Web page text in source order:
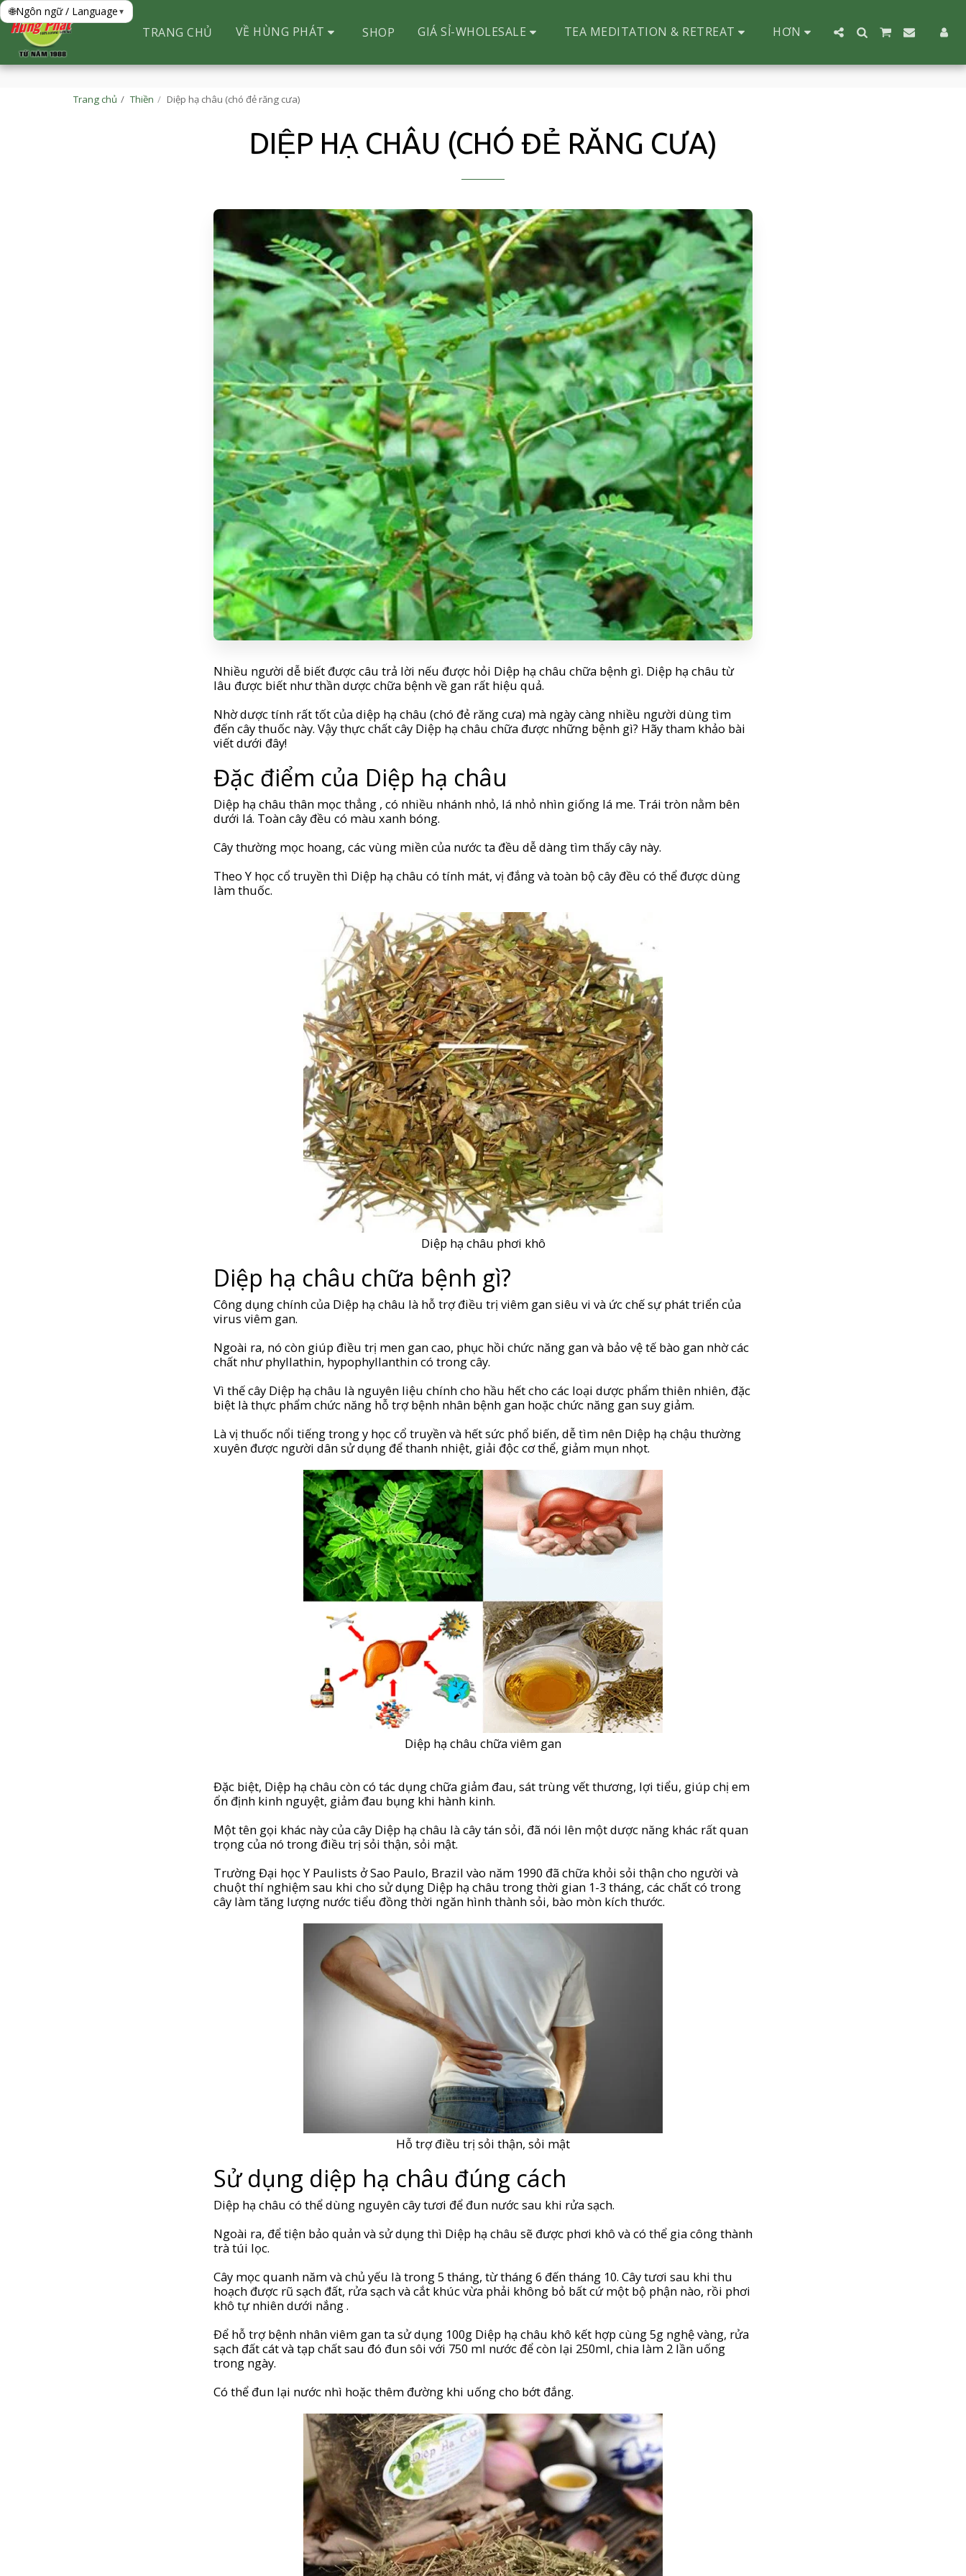
🌐Ngôn ngữ / Language▾
TRANG CHỦ VỀ HÙNG PHÁT SHOP GIÁ SỈ-WHOLESALE TEA MEDITATION & RETREAT HƠN
Trang chủ Thiền Diệp hạ châu (chó đẻ răng cưa)
DIỆP HẠ CHÂU (CHÓ ĐẺ RĂNG CƯA)
Nhiều người dễ biết được câu trả lời nếu được hỏi Diệp hạ châu chữa bệnh gì. Diệp hạ châu từ
lâu được biết như thần dược chữa bệnh về gan rất hiệu quả.
Nhờ dược tính rất tốt của diệp hạ châu (chó đẻ răng cưa) mà ngày càng nhiều người dùng tìm
đến cây thuốc này. Vậy thực chất cây Diệp hạ châu chữa được những bệnh gì? Hãy tham khảo bài
viết dưới đây!
Đặc điểm của Diệp hạ châu
Diệp hạ châu thân mọc thẳng , có nhiều nhánh nhỏ, lá nhỏ nhìn giống lá me. Trái tròn nằm bên
dưới lá. Toàn cây đều có màu xanh bóng.
Cây thường mọc hoang, các vùng miền của nước ta đều dễ dàng tìm thấy cây này.
Theo Y học cổ truyền thì Diệp hạ châu có tính mát, vị đắng và toàn bộ cây đều có thể được dùng
làm thuốc.
Diệp hạ châu phơi khô
Diệp hạ châu chữa bệnh gì?
Công dụng chính của Diệp hạ châu là hỗ trợ điều trị viêm gan siêu vi và ức chế sự phát triển của
virus viêm gan.
Ngoài ra, nó còn giúp điều trị men gan cao, phục hồi chức năng gan và bảo vệ tế bào gan nhờ các
chất như phyllathin, hypophyllanthin có trong cây.
Vì thế cây Diệp hạ châu là nguyên liệu chính cho hầu hết cho các loại dược phẩm thiên nhiên, đặc
biệt là thực phẩm chức năng hỗ trợ bệnh nhân bệnh gan hoặc chức năng gan suy giảm.
Là vị thuốc nổi tiếng trong y học cổ truyền và hết sức phổ biến, dễ tìm nên Diệp hạ chậu thường
xuyên được người dân sử dụng để thanh nhiệt, giải độc cơ thể, giảm mụn nhọt.
Diệp hạ châu chữa viêm gan
Đặc biệt, Diệp hạ châu còn có tác dụng chữa giảm đau, sát trùng vết thương, lợi tiểu, giúp chị em
ổn định kinh nguyệt, giảm đau bụng khi hành kinh.
Một tên gọi khác này của cây Diệp hạ châu là cây tán sỏi, đã nói lên một dược năng khác rất quan
trọng của nó trong điều trị sỏi thận, sỏi mật.
Trường Đại học Y Paulists ở Sao Paulo, Brazil vào năm 1990 đã chữa khỏi sỏi thận cho người và
chuột thí nghiệm sau khi cho sử dụng Diệp hạ châu trong thời gian 1-3 tháng, các chất có trong
cây làm tăng lượng nước tiểu đồng thời ngăn hình thành sỏi, bào mòn kích thước.
Hỗ trợ điều trị sỏi thận, sỏi mật
Sử dụng diệp hạ châu đúng cách
Diệp hạ châu có thể dùng nguyên cây tươi để đun nước sau khi rửa sạch.
Ngoài ra, để tiện bảo quản và sử dụng thì Diệp hạ châu sẽ được phơi khô và có thể gia công thành
trà túi lọc.
Cây mọc quanh năm và chủ yếu là trong 5 tháng, từ tháng 6 đến tháng 10. Cây tươi sau khi thu
hoạch được rũ sạch đất, rửa sạch và cắt khúc vừa phải không bỏ bất cứ một bộ phận nào, rồi phơi
khô tự nhiên dưới nắng .
Để hỗ trợ bệnh nhân viêm gan ta sử dụng 100g Diệp hạ châu khô kết hợp cùng 5g nghệ vàng, rửa
sạch đất cát và tạp chất sau đó đun sôi với 750 ml nước để còn lại 250ml, chia làm 2 lần uống
trong ngày.
Có thể đun lại nước nhì hoặc thêm đường khi uống cho bớt đắng.